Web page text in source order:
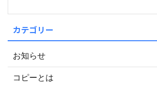
カテゴリー
お知らせ
コピーとは